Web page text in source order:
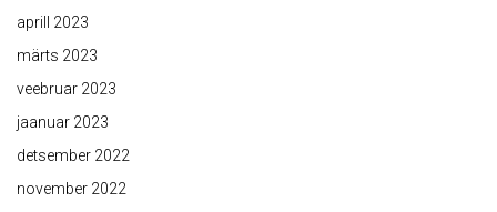
aprill 2023
märts 2023
veebruar 2023
jaanuar 2023
detsember 2022
november 2022